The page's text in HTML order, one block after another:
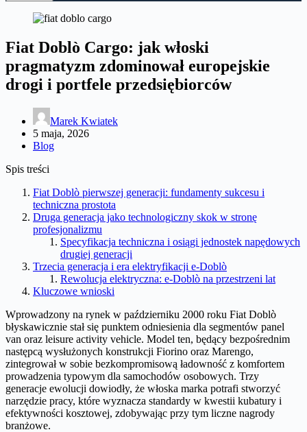
Fiat Doblò Cargo: jak włoski
pragmatyzm zdominował europejskie
drogi i portfele przedsiębiorców
Marek Kwiatek
5 maja, 2026
Blog
Spis treści
Fiat Doblò pierwszej generacji: fundamenty sukcesu i
techniczna prostota
Druga generacja jako technologiczny skok w stronę
profesjonalizmu
Specyfikacja techniczna i osiągi jednostek napędowych
drugiej generacji
Trzecia generacja i era elektryfikacji e-Doblò
Rewolucja elektryczna: e-Doblò na przestrzeni lat
Kluczowe wnioski
Wprowadzony na rynek w październiku 2000 roku Fiat Doblò
błyskawicznie stał się punktem odniesienia dla segmentów panel
van oraz leisure activity vehicle. Model ten, będący bezpośrednim
następcą wysłużonych konstrukcji Fiorino oraz Marengo,
zintegrował w sobie bezkompromisową ładowność z komfortem
prowadzenia typowym dla samochodów osobowych. Trzy
generacje ewolucji dowiodły, że włoska marka potrafi stworzyć
narzędzie pracy, które wyznacza standardy w kwestii kubatury i
efektywności kosztowej, zdobywając przy tym liczne nagrody
branżowe.